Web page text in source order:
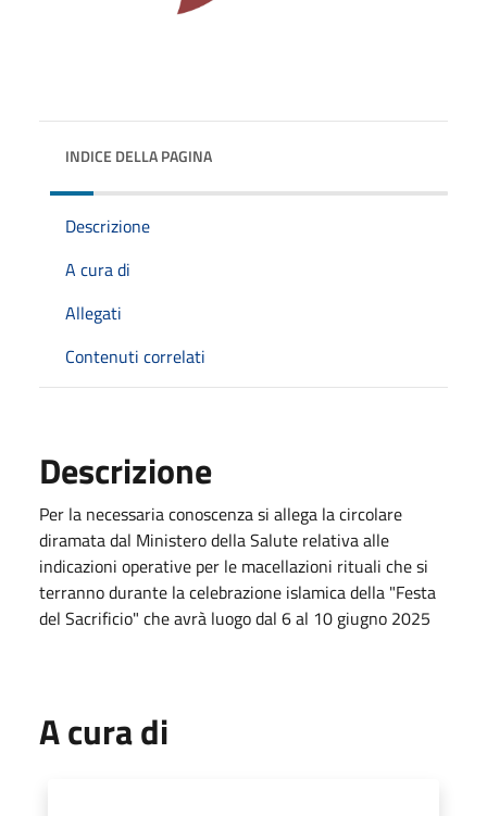
INDICE DELLA PAGINA
Descrizione
A cura di
Allegati
Contenuti correlati
Descrizione
Per la necessaria conoscenza si allega la circolare
diramata dal Ministero della Salute relativa alle
indicazioni operative per le macellazioni rituali che si
terranno durante la celebrazione islamica della "Festa
del Sacrificio" che avrà luogo dal 6 al 10 giugno 2025
A cura di